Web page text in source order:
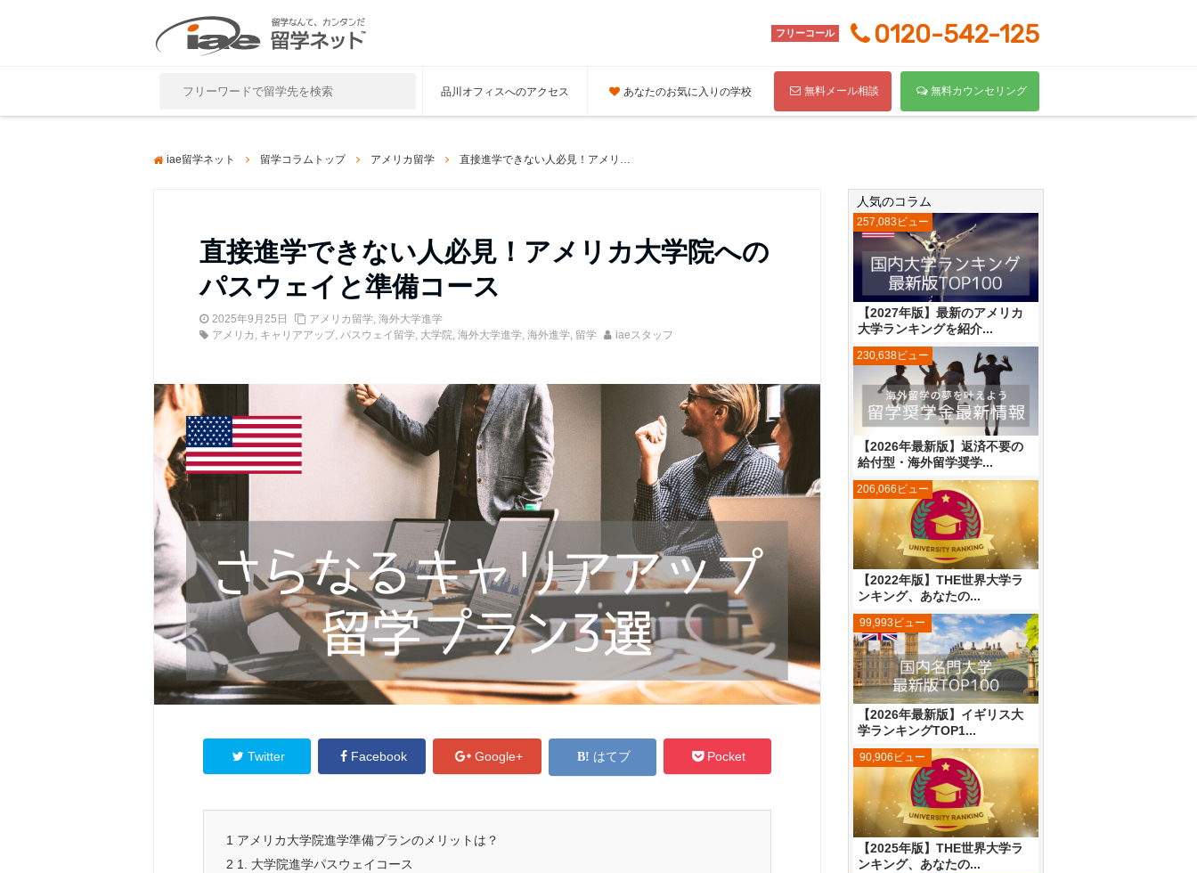
フリーコール 0120-542-125
品川オフィスへのアクセス あなたのお気に入りの学校 無料メール相談 無料カウンセリング
iae留学ネット 留学コラムトップ アメリカ留学 直接進学できない人必見！アメリカ大学院へのパスウェイと準備コース
直接進学できない人必見！アメリカ大学院への
パスウェイと準備コース
2025年9月25日 アメリカ留学, 海外大学進学
アメリカ , キャリアアップ, パスウェイ留学, 大学院, 海外大学進学, 海外進学, 留学 iaeスタッフ
Twitter Facebook Google+ はてブ Pocket
1 アメリカ大学院進学準備プランのメリットは？
2 1. 大学院進学パスウェイコース
人気のコラム
【2027年版】最新のアメリカ
大学ランキングを紹介...
257,083ビュー
【2026年最新版】返済不要の
給付型・海外留学奨学...
230,638ビュー
【2022年版】THE世界大学ラ
ンキング、あなたの...
206,066ビュー
【2026年最新版】イギリス大
学ランキングTOP1...
99,993ビュー
【2025年版】THE世界大学ラ
ンキング、あなたの...
90,906ビュー